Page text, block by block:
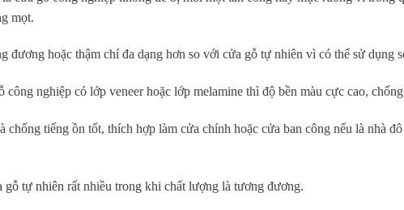
mọt.
đương hoặc thậm chí đa dạng hơn so với cửa gỗ tự nhiên vì có thể sử dụng
công nghiệp có lớp veneer hoặc lớp melamine thì độ bền màu cực cao,
chống tiếng ồn tốt, thích hợp làm cửa chính hoặc cửa ban công nếu là nhà
gỗ tự nhiên rất nhiều trong khi chất lượng là tương đương.